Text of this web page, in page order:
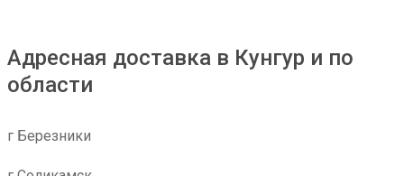
Адресная доставка в Кунгур и по
области
г Березники